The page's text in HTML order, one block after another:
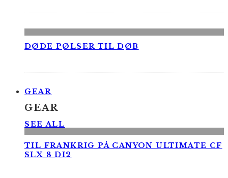
DØDE PØLSER TIL DØB
GEAR
GEAR
SEE ALL
TIL FRANKRIG PÅ CANYON ULTIMATE CF
SLX 8 DI2